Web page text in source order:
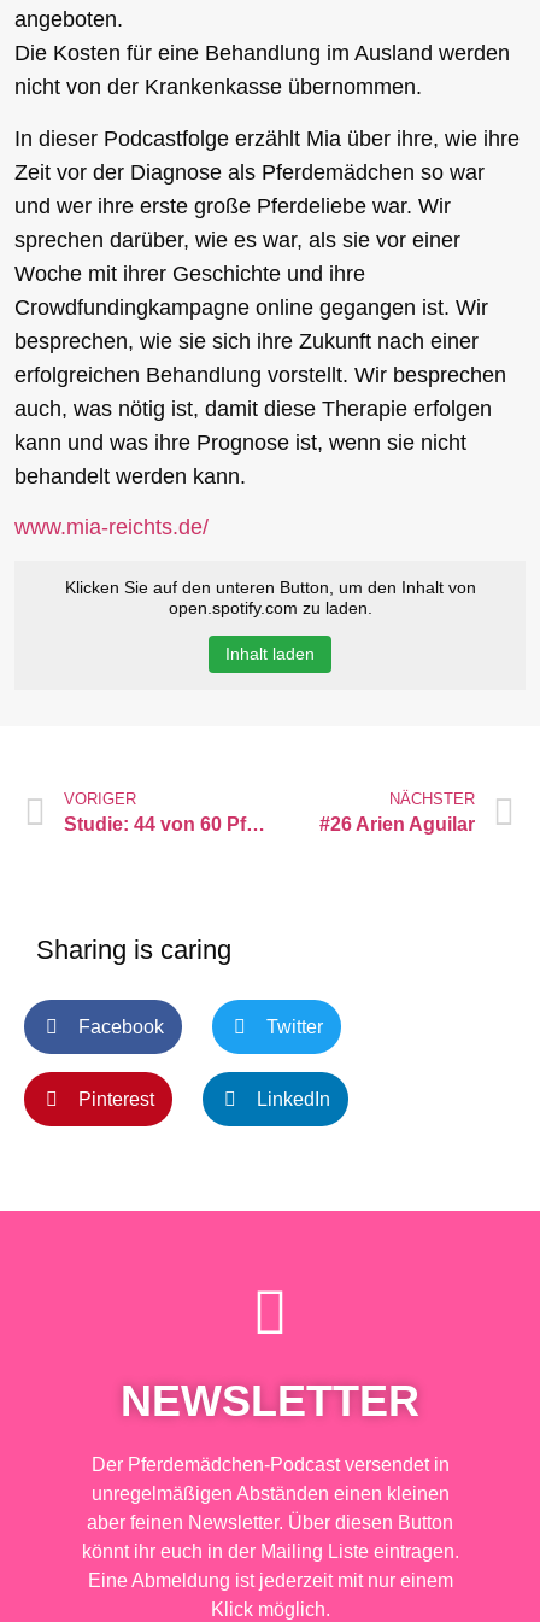
angeboten.
Die Kosten für eine Behandlung im Ausland werden
nicht von der Krankenkasse übernommen.
In dieser Podcastfolge erzählt Mia über ihre, wie ihre
Zeit vor der Diagnose als Pferdemädchen so war
und wer ihre erste große Pferdeliebe war. Wir
sprechen darüber, wie es war, als sie vor einer
Woche mit ihrer Geschichte und ihre
Crowdfundingkampagne online gegangen ist. Wir
besprechen, wie sie sich ihre Zukunft nach einer
erfolgreichen Behandlung vorstellt. Wir besprechen
auch, was nötig ist, damit diese Therapie erfolgen
kann und was ihre Prognose ist, wenn sie nicht
behandelt werden kann.
www.mia-reichts.de/
Klicken Sie auf den unteren Button, um den Inhalt von
open.spotify.com zu laden.
Inhalt laden
VORIGER
Studie: 44 von 60 Pferden zeigen Lahmheiten und die Reiter bemerken es nicht
NÄCHSTER
#26 Arien Aguilar
Sharing is caring
Facebook Twitter
Pinterest LinkedIn
NEWSLETTER
Der Pferdemädchen-Podcast versendet in
unregelmäßigen Abständen einen kleinen
aber feinen Newsletter. Über diesen Button
könnt ihr euch in der Mailing Liste eintragen.
Eine Abmeldung ist jederzeit mit nur einem
Klick möglich.